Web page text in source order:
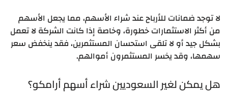
لا توجد ضمانات للأرباح عند شراء الأسهم، مما يجعل الأسهم
من أكثر الاستثمارات خطورة، وخاصة إذا كانت الشركة لا تعمل
بشكل جيد أو لا تلقى استحسان المستثمرين، فقد ينخفض ​​سعر
سهمها، وقد يخسر المستثمرون أموالهم.
هل يمكن لغير السعوديين شراء أسهم أرامكو؟